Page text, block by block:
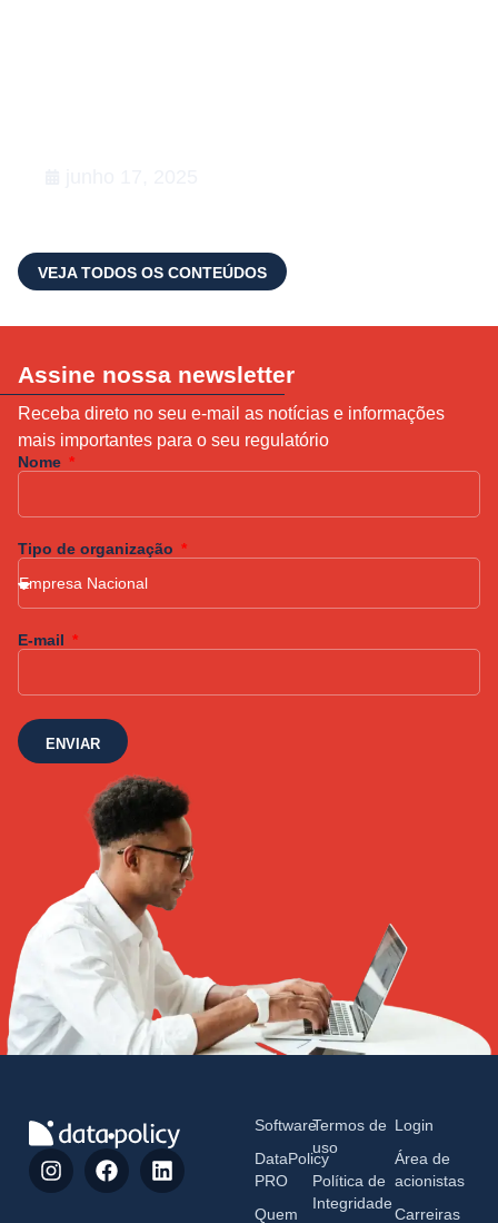
VEJA TODOS OS CONTEÚDOS
Assine nossa newsletter
Receba direto no seu e-mail as notícias e informações
mais importantes para o seu regulatório
Nome
Tipo de organização
E-mail
ENVIAR
Software
DataPolicy
PRO
Quem
Termos de
uso
Política de
Integridade
Login
Área de
acionistas
Carreiras